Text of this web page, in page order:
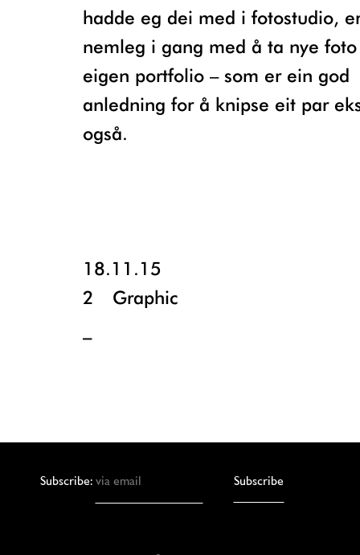
hadde eg dei med i fotostudio,
nemleg i gang med å ta nye
eigen portfolio – som er ein god
anledning for å knipse eit par
også.
18.11.15
2
Graphic
Subscribe: